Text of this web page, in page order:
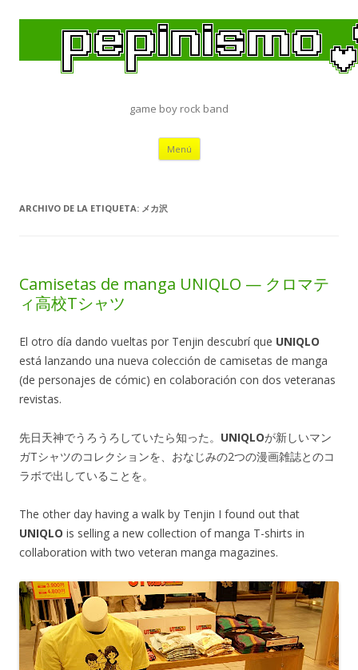
game boy rock band
Menú Saltar
contenido
ARCHIVO DE LA ETIQUETA: メカ沢
Camisetas de manga UNIQLO — クロマテ
ィ高校Tシャツ
El otro día dando vueltas por Tenjin descubrí que UNIQLO
está lanzando una nueva colección de camisetas de manga
(de personajes de cómic) en colaboración con dos veteranas
revistas.
先日天神でうろうろしていたら知った。 UNIQLOが新しいマン
ガTシャツのコレクションを、おなじみの2つの漫画雑誌とのコ
ラボで出していることを。
The other day having a walk by Tenjin I found out that
UNIQLO is selling a new collection of manga T-shirts in
collaboration with two veteran manga magazines.